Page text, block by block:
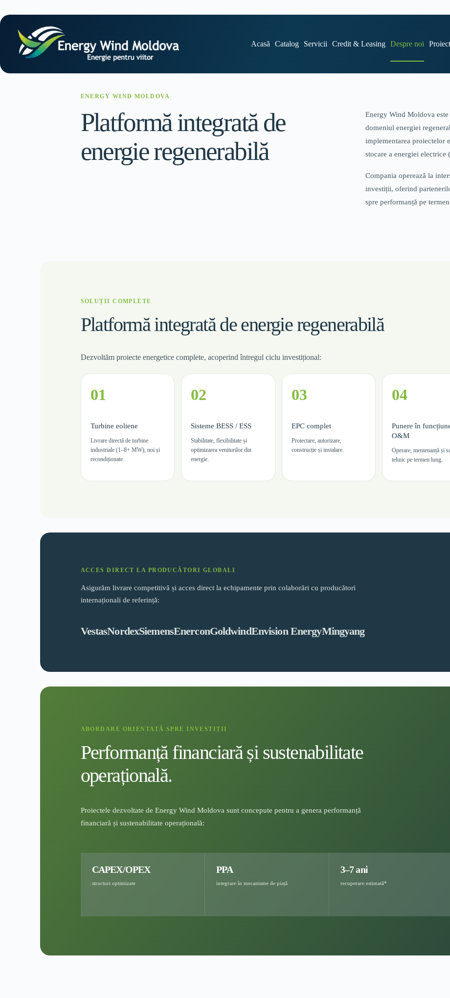
conținut
Acasă Catalog Servicii Credit & Leasing Despre noi
ENERGY WIND MOLDOVA
Platformă integrată de
energie regenerabilă
Energy Wind Moldova
domeniul energiei
implementarea proiectelor
stocare a energiei electrice
Compania operează la
investiții, oferind
spre performanță pe
SOLUȚII COMPLETE
Platformă integrată de energie regenerabilă
Dezvoltăm proiecte energetice complete, acoperind întregul ciclu investițional:
01
Turbine eoliene
Livrare directă de turbine
industriale (1–8+ MW), noi și
recondiționate.
02
Sisteme BESS / ESS
Stabilitate, flexibilitate și
optimizarea veniturilor din
energie.
03
EPC complet
Proiectare, autorizare,
construcție și instalare.
04
Punere în
O&M
Operare, mentenanță și
tehnic pe termen lung.
ACCES DIRECT LA PRODUCĂTORI GLOBALI
Asigurăm livrare competitivă și acces direct la echipamente prin colaborări cu producători
internaționali de referință:
VestasNordexSiemensEnerconGoldwindEnvision EnergyMingyang
ABORDARE ORIENTATĂ SPRE INVESTIȚII
Performanță financiară și sustenabilitate
operațională.
Proiectele dezvoltate de Energy Wind Moldova sunt concepute pentru a genera performanță
financiară și sustenabilitate operațională:
CAPEX/OPEX
structuri optimizate
PPA
integrare în mecanisme de piață
3–7 ani
recuperare estimată*